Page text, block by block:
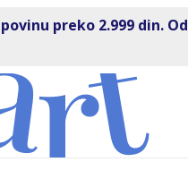
preko 2.999 din.